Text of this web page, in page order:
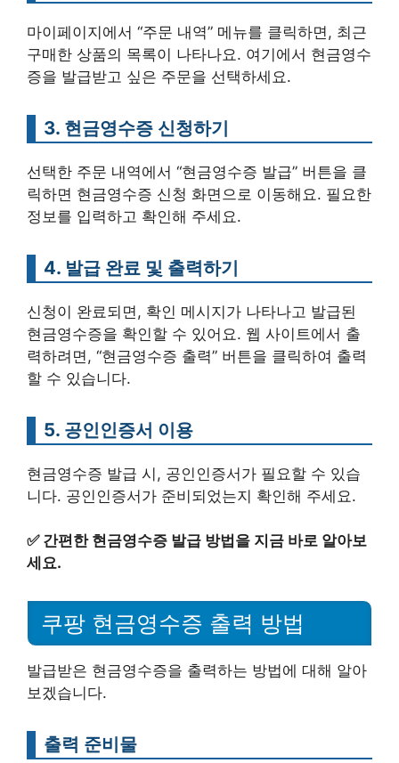
마이페이지에서 “주문 내역” 메뉴를 클릭하면, 최근
구매한 상품의 목록이 나타나요. 여기에서 현금영수
증을 발급받고 싶은 주문을 선택하세요.
3. 현금영수증 신청하기
선택한 주문 내역에서 “현금영수증 발급” 버튼을 클
릭하면 현금영수증 신청 화면으로 이동해요. 필요한
정보를 입력하고 확인해 주세요.
4. 발급 완료 및 출력하기
신청이 완료되면, 확인 메시지가 나타나고 발급된
현금영수증을 확인할 수 있어요. 웹 사이트에서 출
력하려면, “현금영수증 출력” 버튼을 클릭하여 출력
할 수 있습니다.
5. 공인인증서 이용
현금영수증 발급 시, 공인인증서가 필요할 수 있습
니다. 공인인증서가 준비되었는지 확인해 주세요.
✅ 간편한 현금영수증 발급 방법을 지금 바로 알아보
세요.
쿠팡 현금영수증 출력 방법
발급받은 현금영수증을 출력하는 방법에 대해 알아
보겠습니다.
출력 준비물